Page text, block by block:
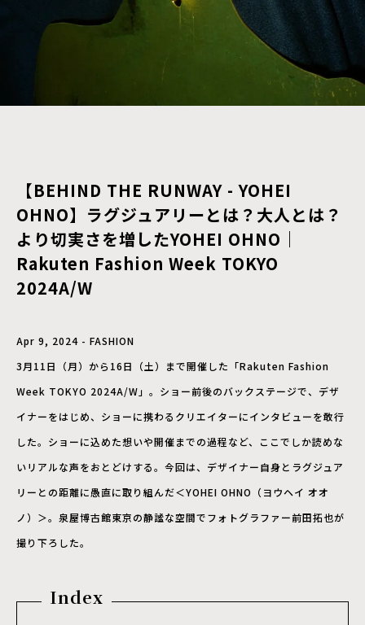
【BEHIND THE RUNWAY - YOHEI
OHNO】ラグジュアリーとは？大人とは？
より切実さを増したYOHEI OHNO｜
Rakuten Fashion Week TOKYO
2024A/W
Apr 9, 2024 - FASHION
3月11日（月）から16日（土）まで開催した「Rakuten Fashion
Week TOKYO 2024A/W」。ショー前後のバックステージで、デザ
イナーをはじめ、ショーに携わるクリエイターにインタビューを敢行
した。ショーに込めた想いや開催までの過程など、ここでしか読めな
いリアルな声をおとどけする。今回は、デザイナー自身とラグジュア
リーとの距離に愚直に取り組んだ＜YOHEI OHNO（ヨウヘイ オオ
ノ）＞。泉屋博古館東京の静謐な空間でフォトグラファー前田拓也が
撮り下ろした。
Index